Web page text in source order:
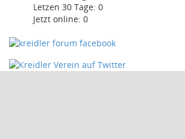
Letzen 30 Tage: 0
Jetzt online: 0